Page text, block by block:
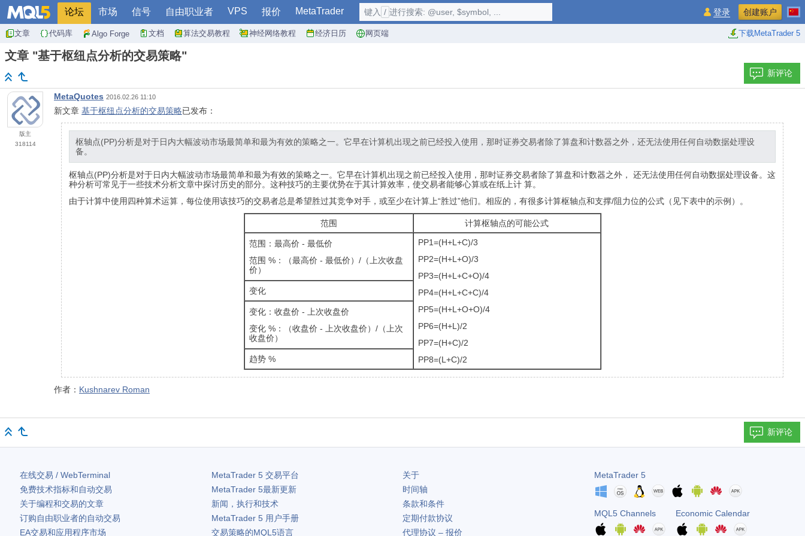
论坛 市场 信号 自由职业者 VPS 报价 MetaTrader
文章 代码库 Algo Forge 文档 算法交易教程 神经网络教程 经济日历 网页端 下载MetaTrader 5
键入 / 进行搜索: @user, $symbol, ... 登录 创建账户
文章 "基于枢纽点分析的交易策略"
新评论
版主
318114
MetaQuotes 2016.02.26 11:10
新文章 基于枢纽点分析的交易策略已发布：
枢轴点(PP)分析是对于日内大幅波动市场最简单和最为有效的策略之一。它早在计算机出现之前已经投入使用，那时证券交易者除了算盘和计数器之外，还无法使用任何自动数据处理设
备。
枢轴点(PP)分析是对于日内大幅波动市场最简单和最为有效的策略之一。它早在计算机出现之前已经投入使用，那时证券交易者除了算盘和计数器之外， 还无法使用任何自动数据处理设备。这
种分析可常见于一些技术分析文章中探讨历史的部分。这种技巧的主要优势在于其计算效率，使交易者能够心算或在纸上计 算。
由于计算中使用四种算术运算，每位使用该技巧的交易者总是希望胜过其竞争对手，或至少在计算上“胜过”他们。相应的，有很多计算枢轴点和支撑/阻力位的公式（见下表中的示例）。
范围 计算枢轴点的可能公式
范围：最高价 - 最低价
范围 %：（最高价 - 最低价）/（上次收盘
价）
PP1=(H+L+C)/3
PP2=(H+L+O)/3
PP3=(H+L+C+O)/4
PP4=(H+L+C+C)/4
PP5=(H+L+O+O)/4
PP6=(H+L)/2
PP7=(H+C)/2
PP8=(L+C)/2
变化
变化：收盘价 - 上次收盘价
变化 %：（收盘价 - 上次收盘价）/（上次
收盘价）
趋势 %
作者： Kushnarev Roman
新评论
在线交易 / WebTerminal
免费技术指标和自动交易
关于编程和交易的文章
订购自由职业者的自动交易
EA交易和应用程序市场
MetaTrader 5交易平台
MetaTrader 5最新更新
新闻，执行和技术
MetaTrader 5用户手册
交易策略的MQL5语言
关于
时间轴
条款和条件
定期付款协议
代理协议 – 报价
MetaTrader 5
MQL5 Channels Economic Calendar